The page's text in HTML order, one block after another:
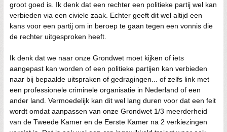
groot goed is. Ik denk dat een rechter een politieke partij wel kan
verbieden via een civiele zaak. Echter geeft dit wel altijd een
kans voor een partij om in beroep te gaan tegen een vonnis die
de rechter uitgesproken heeft.
Ik denk dat we naar onze Grondwet moet kijken of iets
aangepast kan worden of een politieke partijen kan verbieden
naar bij bepaalde uitspraken of gedragingen... of zelfs link met
een professionele criminele organisatie in Nederland of een
ander land. Vermoedelijk kan dit wel lang duren voor dat een feit
wordt omdat aanpassen van onze Grondwet 1/3 meerderheid
van de Tweede Kamer en de Eerste Kamer na 2 verkiezingen